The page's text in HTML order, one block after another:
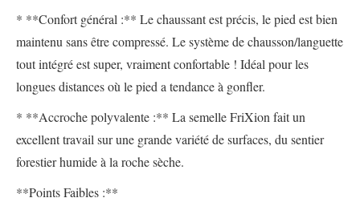
* **Confort général :** Le chaussant est précis, le pied est bien
maintenu sans être compressé. Le système de chausson/languette
tout intégré est super, vraiment confortable ! Idéal pour les
longues distances où le pied a tendance à gonfler.
* **Accroche polyvalente :** La semelle FriXion fait un
excellent travail sur une grande variété de surfaces, du sentier
forestier humide à la roche sèche.
**Points Faibles :**